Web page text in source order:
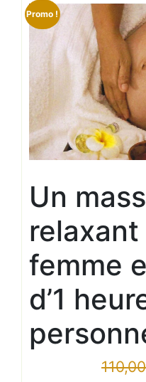
Promo !
Un
femme
d’1
110,00